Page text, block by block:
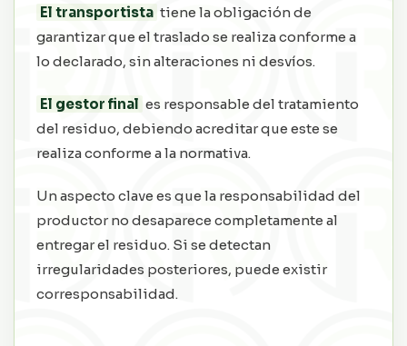
El transportista tiene la obligación de
garantizar que el traslado se realiza conforme a
lo declarado, sin alteraciones ni desvíos.
El gestor final es responsable del tratamiento
del residuo, debiendo acreditar que este se
realiza conforme a la normativa.
Un aspecto clave es que la responsabilidad del
productor no desaparece completamente al
entregar el residuo. Si se detectan
irregularidades posteriores, puede existir
corresponsabilidad.